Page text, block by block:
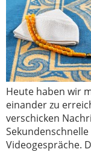
Heute haben wir
einander zu
verschicken
Videogespräche.